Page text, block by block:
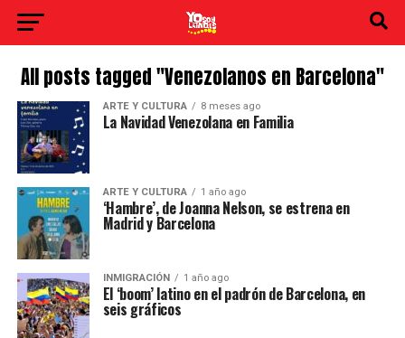
All posts tagged "Venezolanos en Barcelona"
ARTE Y CULTURA 8 meses ago
La Navidad Venezolana en Familia
ARTE Y CULTURA 1 año ago
‘Hambre’, de Joanna Nelson, se estrena en
Madrid y Barcelona
INMIGRACIÓN 1 año ago
El ‘boom’ latino en el padrón de Barcelona, en
seis gráficos